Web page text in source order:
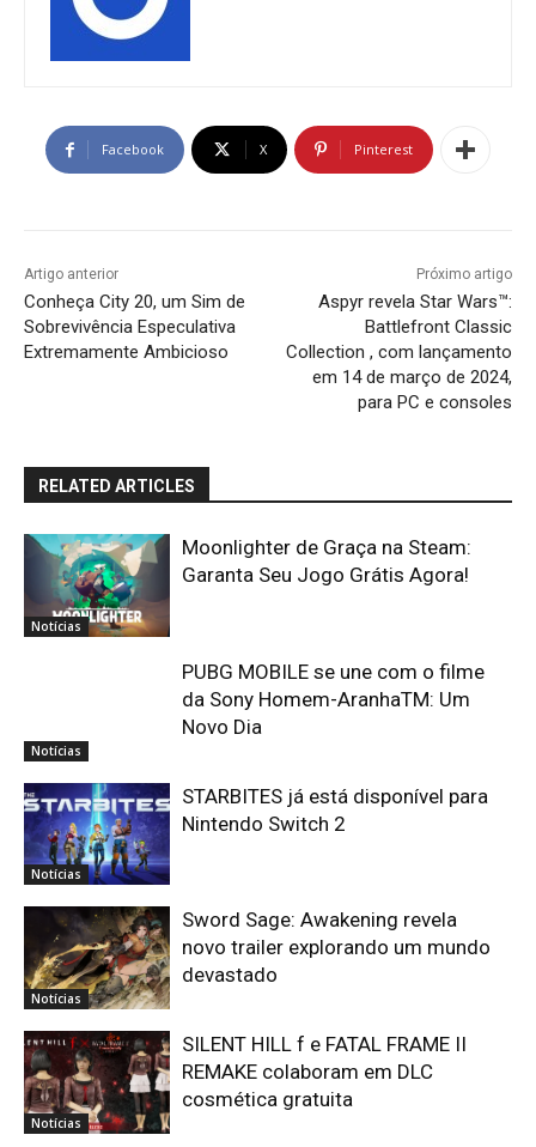
Facebook X Pinterest
Artigo anterior
Conheça City 20, um Sim de
Sobrevivência Especulativa
Extremamente Ambicioso
Próximo artigo
Aspyr revela Star Wars™:
Battlefront Classic
Collection , com lançamento
em 14 de março de 2024,
para PC e consoles
RELATED ARTICLES
Notícias
Moonlighter de Graça na Steam:
Garanta Seu Jogo Grátis Agora!
Notícias
PUBG MOBILE se une com o filme
da Sony Homem-AranhaTM: Um
Novo Dia
Notícias
STARBITES já está disponível para
Nintendo Switch 2
Notícias
Sword Sage: Awakening revela
novo trailer explorando um mundo
devastado
Notícias
SILENT HILL f e FATAL FRAME II
REMAKE colaboram em DLC
cosmética gratuita